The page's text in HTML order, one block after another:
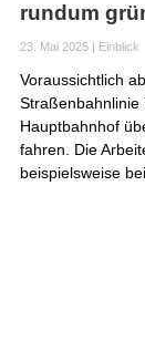
rundum
23. Mai 2025| Einblick
Voraussichtlich
Straßenbahnlinie
Hauptbahnhof
fahren. Die
beispielsweise